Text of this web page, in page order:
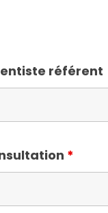
référent
*